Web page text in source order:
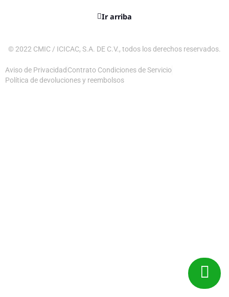
Ir arriba
© 2022 CMIC / ICICAC, S.A. DE C.V., todos los derechos reservados.
Aviso de Privacidad Contrato Condiciones de Servicio
Política de devoluciones y reembolsos